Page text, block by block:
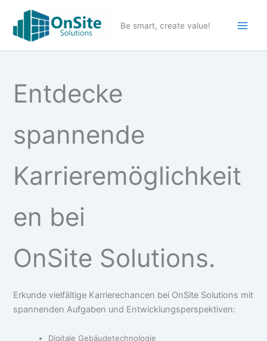
Inhalt
springen
Be smart, create value!
Entdecke
spannende
Karrieremöglichkeit
en bei
OnSite Solutions.
Erkunde vielfältige Karrierechancen bei OnSite Solutions mit
spannenden Aufgaben und Entwicklungsperspektiven:
Digitale Gebäudetechnologie